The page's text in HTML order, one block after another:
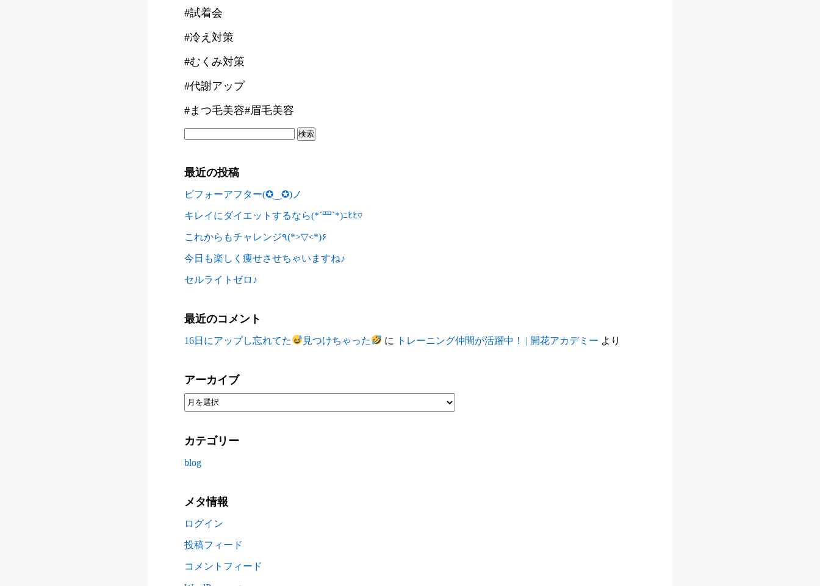
#試着会
#冷え対策
#むくみ対策
#代謝アップ
#まつ毛美容#眉毛美容
最近の投稿
ビフォーアフター(✪‿✪)ノ
キレイにダイエットするなら(*´罒`*)ﾆﾋﾋ♡
これからもチャレンジ٩(*>▽<*)۶
今日も楽しく痩せさせちゃいますね♪
セルライトゼロ♪
最近のコメント
16日にアップし忘れてた 見つけちゃった に トレーニング仲間が活躍中！ | 開花アカデミー より
アーカイブ
カテゴリー
blog
メタ情報
ログイン
投稿フィード
コメントフィード